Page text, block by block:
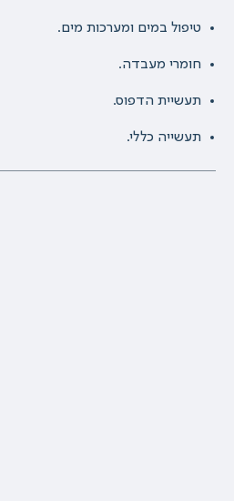
טיפול במים ומערכות מים.
חומרי מעבדה.
תעשיית הדפוס.
תעשייה כללי.